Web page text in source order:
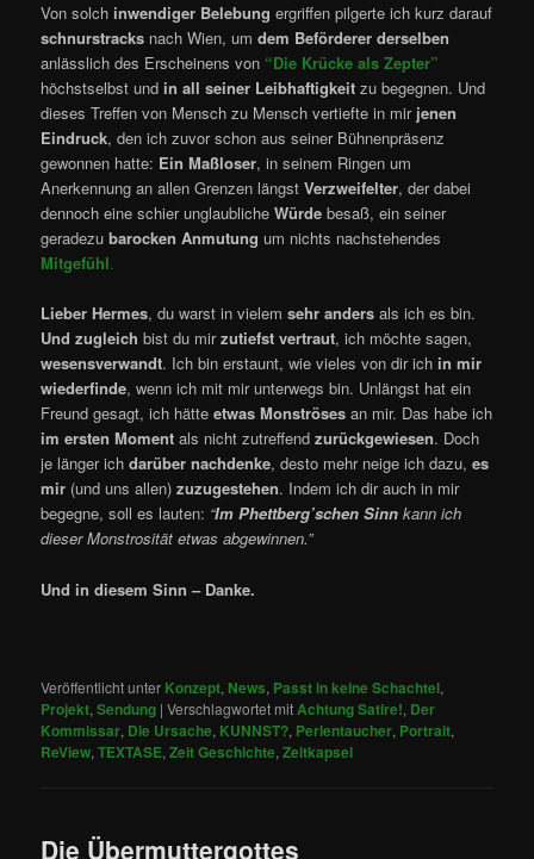
Von solch inwendiger Belebung ergriffen pilgerte ich kurz darauf
schnurstracks nach Wien, umdem Beförderer derselben
anlässlich des Erscheinens von “Die Krücke als Zepter”
höchstselbst und in all seiner Leibhaftigkeit zu begegnen. Und
dieses Treffen von Mensch zu Mensch vertiefte in mir jenen
Eindruck, den ich zuvor schon aus seiner Bühnenpräsenz
gewonnen hatte: Ein Maßloser, in seinem Ringen um
Anerkennung an allen Grenzen längstVerzweifelter, der dabei
dennoch eine schier unglaublicheWürde besaß, ein seiner
geradezubarocken Anmutung um nichts nachstehendes
Mitgefühl.
Lieber Hermes, du warst in vielemsehr anders als ich es bin.
Und zugleich bist du mirzutiefst vertraut, ich möchte sagen,
wesensverwandt. Ich bin erstaunt, wie vieles von dir ich in mir
wiederfinde, wenn ich mit mir unterwegs bin. Unlängst hat ein
Freund gesagt, ich hätteetwas Monströses an mir. Das habe ich
im ersten Moment als nicht zutreffendzurückgewiesen. Doch
je länger ichdarüber nachdenke, desto mehr neige ich dazu,es
mir (und uns allen)zuzugestehen. Indem ich dir auch in mir
begegne, soll es lauten: “Im Phettberg’schen Sinn kann ich
dieser Monstrosität etwas abgewinnen.”
Und in diesem Sinn – Danke.
Veröffentlicht unter Konzept, News, Passt in keine Schachtel,
Projekt,Sendung |Verschlagwortet mitAchtung Satire!, Der
Kommissar, Die Ursache, KUNNST?, Perlentaucher, Portrait,
ReView,TEXTASE,Zeit Geschichte,Zeitkapsel
Die Übermuttergottes